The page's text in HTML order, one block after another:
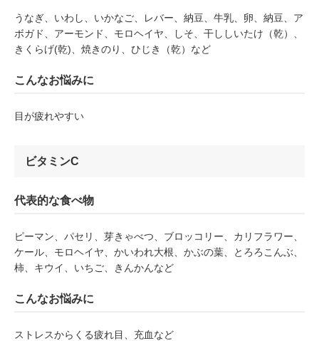
うなぎ、いわし、いかなご、レバー、納豆、牛乳、卵、納豆、ア
ボガド、アーモンド、モロヘイヤ、しそ、干ししいたけ（乾）、
きくらげ(乾)、焼きのり、ひじき（乾）など
こんなお悩みに
目が疲れやすい
ビタミンC
代表的な食べ物
ピーマン、パセリ、芽きゃべつ、ブロッコリー、カリフラワー、
ケール、モロヘイヤ、かいわれ大根、かぶの葉、とろろこんぶ、
柿、キウイ、いちご、きんかんなど
こんなお悩みに
ストレスからくる疲れ目、充血など